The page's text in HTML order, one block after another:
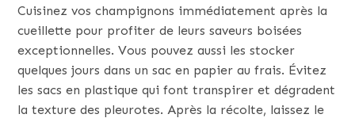
Cuisinez vos champignons immédiatement après la
cueillette pour profiter de leurs saveurs boisées
exceptionnelles. Vous pouvez aussi les stocker
quelques jours dans un sac en papier au frais. Évitez
les sacs en plastique qui font transpirer et dégradent
la texture des pleurotes. Après la récolte, laissez le